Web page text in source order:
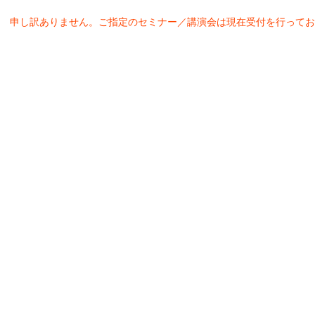
申し訳ありません。ご指定のセミナー／講演会は現在受付を行って